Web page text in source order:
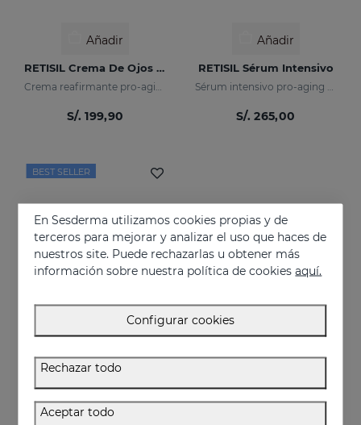
Añadir
RETISIL Crema De Ojos Y Labios
Crema reafirmante pro-aging para el contorno de ojos y labios
S/. 199,90
Añadir
RETISIL Sérum Intensivo
Sérum intensivo pro-aging reafirmante y reductor de arrugas
S/. 265,00
BEST SELLER
RETISIL Crema Intensiva
Crema facial pro-aging reafirmante y reductora de arrugas
En Sesderma utilizamos cookies propias y de
terceros para mejorar y analizar el uso que haces de
nuestros site. Puede rechazarlas u obtener más
información sobre nuestra política de cookiesaquí.
Configurar cookies
Rechazar todo
Aceptar todo